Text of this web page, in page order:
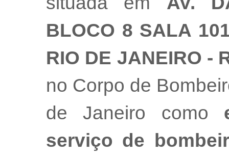
BLOCO 8 SALA
RIO DE JANEIRO -
no Corpo de
de Janeiro como
serviço de